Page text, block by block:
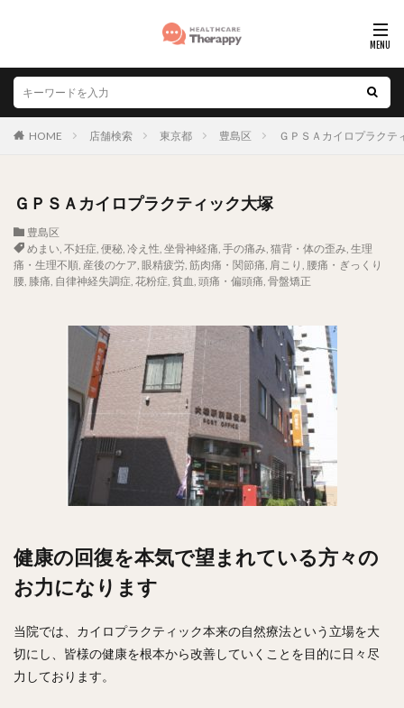
HOME 店舗検索 東京都 豊島区 ＧＰＳＡカイロプラクテ
ＧＰＳＡカイロプラクティック大塚
豊島区
めまい, 不妊症, 便秘, 冷え性, 坐骨神経痛, 手の痛み, 猫背・体の歪み, 生理
痛・生理不順, 産後のケア, 眼精疲労, 筋肉痛・関節痛, 肩こり , 腰痛・ぎっくり
腰, 膝痛, 自律神経失調症, 花粉症, 貧血, 頭痛・偏頭痛, 骨盤矯正
健康の回復を本気で望まれている方々の
お力になります
当院では、カイロプラクティック本来の自然療法という立場を大
切にし、皆様の健康を根本から改善していくことを目的に日々尽
力しております。